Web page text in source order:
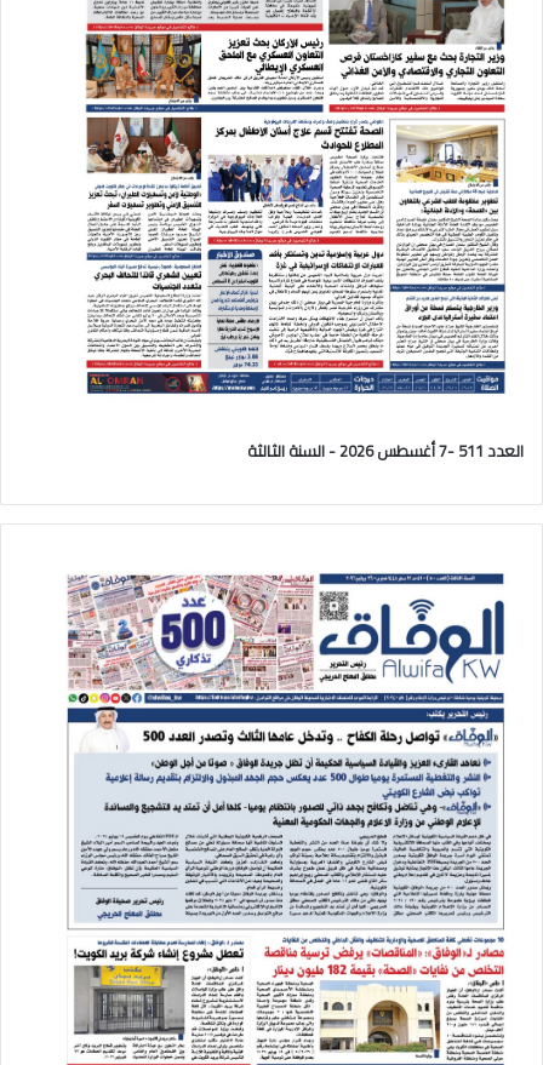
العدد 511 -7 أغسطس 2026 - السنة الثالثة